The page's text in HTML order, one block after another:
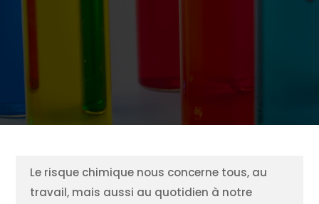
Le risque chimique nous concerne tous, au
travail, mais aussi au quotidien à notre